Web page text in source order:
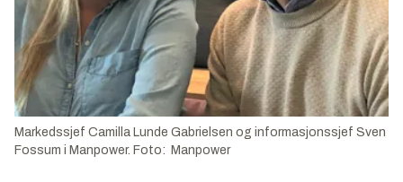
Markedssjef Camilla Lunde Gabrielsen og informasjonssjef Sven
Fossum i Manpower. Foto: Manpower